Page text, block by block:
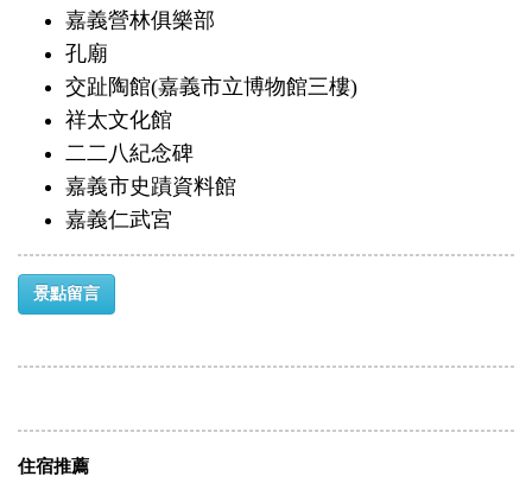
嘉義營林俱樂部
孔廟
交趾陶館(嘉義市立博物館三樓)
祥太文化館
二二八紀念碑
嘉義市史蹟資料館
嘉義仁武宮
景點留言
住宿推薦